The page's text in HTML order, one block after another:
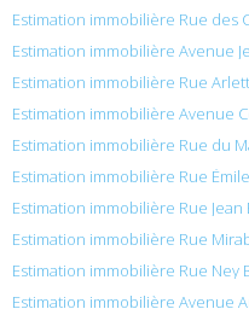
Estimation immobilière Rue des
Estimation immobilière Avenue
Estimation immobilière Rue
Estimation immobilière Avenue
Estimation immobilière Rue du
Estimation immobilière Rue
Estimation immobilière Rue
Estimation immobilière Rue
Estimation immobilière Rue Ney
Estimation immobilière Avenue